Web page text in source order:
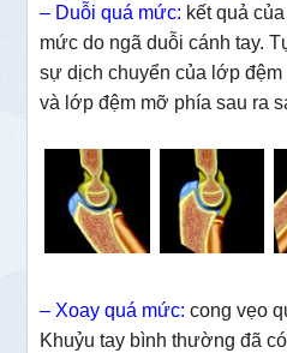
– Duỗi quá mức: kết quả
mức do ngã duỗi cánh tay.
sự dịch chuyển của lớp
và lớp đệm mỡ phía sau ra
– Xoay quá mức: cong vẹo
Khuỷu tay bình thường đã